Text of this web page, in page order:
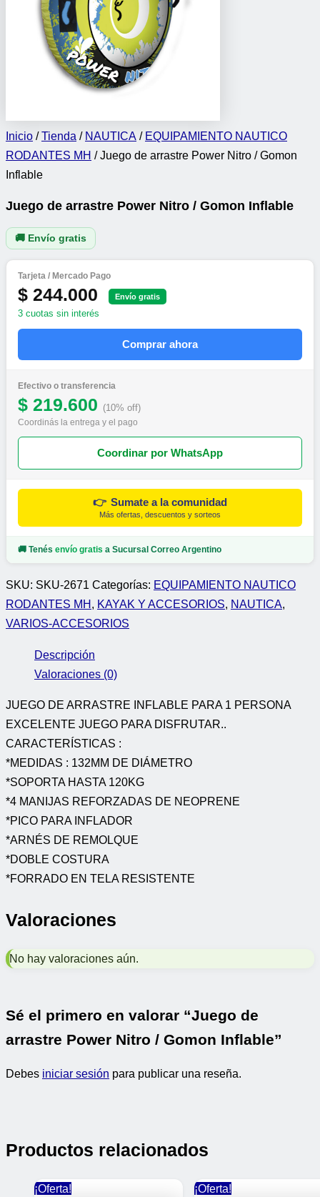
Inicio /Tienda / NAUTICA / EQUIPAMIENTO NAUTICO
RODANTES MH / Juego de arrastre Power Nitro / Gomon
Inflable
Juego de arrastre Power Nitro / Gomon Inflable
🚚 Envío gratis
Tarjeta / Mercado Pago
$ 244.000 Envío gratis
3 cuotas sin interés
Comprar ahora
Efectivo o transferencia
$ 219.600 (10% off)
Coordinás la entrega y el pago
Coordinar por WhatsApp
👉 Sumate a la comunidad
Más ofertas, descuentos y sorteos
🚚 Tenés envío gratis a Sucursal Correo Argentino
SKU: SKU-2671 Categorías: EQUIPAMIENTO NAUTICO
RODANTES MH, KAYAK Y ACCESORIOS, NAUTICA,
VARIOS-ACCESORIOS
Descripción
Valoraciones (0)
JUEGO DE ARRASTRE INFLABLE PARA 1 PERSONA
EXCELENTE JUEGO PARA DISFRUTAR..
CARACTERÍSTICAS :
*MEDIDAS : 132MM DE DIÁMETRO
*SOPORTA HASTA 120KG
*4 MANIJAS REFORZADAS DE NEOPRENE
*PICO PARA INFLADOR
*ARNÉS DE REMOLQUE
*DOBLE COSTURA
*FORRADO EN TELA RESISTENTE
Valoraciones
No hay valoraciones aún.
Sé el primero en valorar “Juego de
arrastre Power Nitro / Gomon Inflable”
Debes iniciar sesión para publicar una reseña.
Productos relacionados
¡Oferta! ¡Oferta!